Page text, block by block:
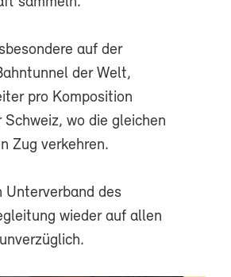
auf der
der Welt,
pro Komposition
wo die gleichen
Zug verkehren.
Unterverband des
wieder auf allen